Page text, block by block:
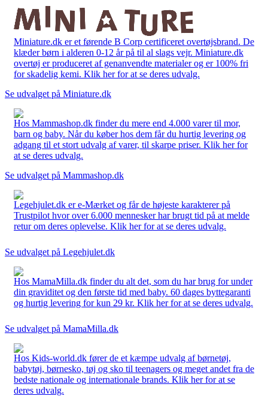
Miniature.dk er et førende B Corp certificeret overtøjsbrand. De
klæder børn i alderen 0-12 år på til al slags vejr. Miniature.dk
overtøj er produceret af genanvendte materialer og er 100% fri
for skadelig kemi. Klik her for at se deres udvalg.
Se udvalget på Miniature.dk
Hos Mammashop.dk finder du mere end 4.000 varer til mor,
barn og baby. Når du køber hos dem får du hurtig levering og
adgang til et stort udvalg af varer, til skarpe priser. Klik her for
at se deres udvalg.
Se udvalget på Mammashop.dk
Legehjulet.dk er e-Mærket og får de højeste karakterer på
Trustpilot hvor over 6.000 mennesker har brugt tid på at melde
retur om deres oplevelse. Klik her for at se deres udvalg.
Se udvalget på Legehjulet.dk
Hos MamaMilla.dk finder du alt det, som du har brug for under
din graviditet og den første tid med baby. 60 dages byttegaranti
og hurtig levering for kun 29 kr. Klik her for at se deres udvalg.
Se udvalget på MamaMilla.dk
Hos Kids-world.dk fører de et kæmpe udvalg af børnetøj,
babytøj, børnesko, tøj og sko til teenagers og meget andet fra de
bedste nationale og internationale brands. Klik her for at se
deres udvalg.